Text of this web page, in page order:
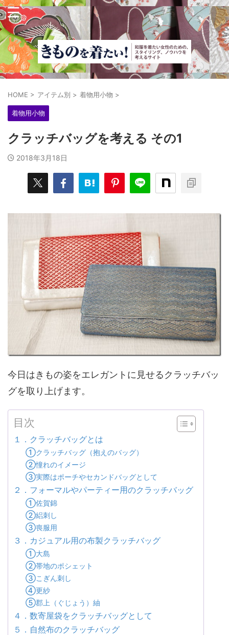
HOME > アイテム別 > 着物用小物 >
着物用小物
クラッチバッグを考える その1
2018年3月18日
今日はきもの姿をエレガントに見せるクラッチバッ
グを取り上げます。
目次
１．クラッチバッグとは
①クラッチバッグ（抱えのバッグ）
②憧れのイメージ
③実際はポーチやセカンドバッグとして
２．フォーマルやパーティー用のクラッチバッグ
①佐賀錦
②絽刺し
③喪服用
３．カジュアル用の布製クラッチバッグ
①大島
②帯地のポシェット
③こぎん刺し
④更紗
⑤郡上（ぐじょう）紬
４．数寄屋袋をクラッチバッグとして
５．自然布のクラッチバッグ